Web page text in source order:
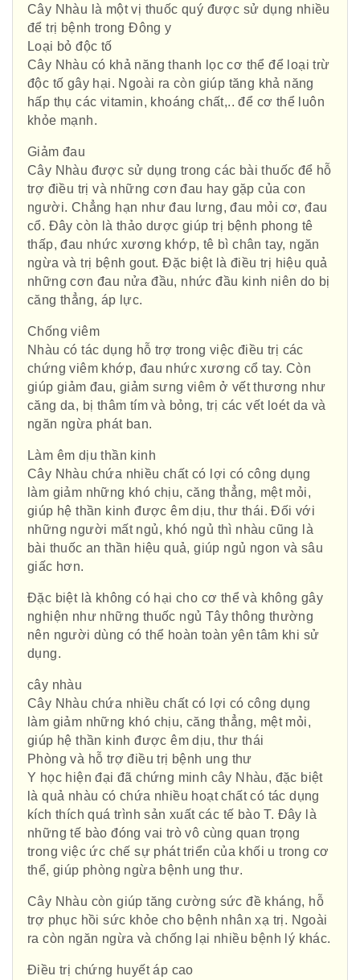
Cây Nhàu là một vị thuốc quý được sử dụng nhiều
để trị bệnh trong Đông y
Loại bỏ độc tố
Cây Nhàu có khả năng thanh lọc cơ thể để loại trừ
độc tố gây hại. Ngoài ra còn giúp tăng khả năng
hấp thụ các vitamin, khoáng chất,.. để cơ thể luôn
khỏe mạnh.
Giảm đau
Cây Nhàu được sử dụng trong các bài thuốc để hỗ
trợ điều trị và những cơn đau hay gặp của con
người. Chẳng hạn như đau lưng, đau mỏi cơ, đau
cổ. Đây còn là thảo dược giúp trị bệnh phong tê
thấp, đau nhức xương khớp, tê bì chân tay, ngăn
ngừa và trị bệnh gout. Đặc biệt là điều trị hiệu quả
những cơn đau nửa đầu, nhức đầu kinh niên do bị
căng thẳng, áp lực.
Chống viêm
Nhàu có tác dụng hỗ trợ trong việc điều trị các
chứng viêm khớp, đau nhức xương cổ tay. Còn
giúp giảm đau, giảm sưng viêm ở vết thương như
căng da, bị thâm tím và bỏng, trị các vết loét da và
ngăn ngừa phát ban.
Làm êm dịu thần kinh
Cây Nhàu chứa nhiều chất có lợi có công dụng
làm giảm những khó chịu, căng thẳng, mệt mỏi,
giúp hệ thần kinh được êm dịu, thư thái. Đối với
những người mất ngủ, khó ngủ thì nhàu cũng là
bài thuốc an thần hiệu quả, giúp ngủ ngon và sâu
giấc hơn.
Đặc biệt là không có hại cho cơ thể và không gây
nghiện như những thuốc ngủ Tây thông thường
nên người dùng có thể hoàn toàn yên tâm khi sử
dụng.
cây nhàu
Cây Nhàu chứa nhiều chất có lợi có công dụng
làm giảm những khó chịu, căng thẳng, mệt mỏi,
giúp hệ thần kinh được êm dịu, thư thái
Phòng và hỗ trợ điều trị bệnh ung thư
Y học hiện đại đã chứng minh cây Nhàu, đặc biệt
là quả nhàu có chứa nhiều hoạt chất có tác dụng
kích thích quá trình sản xuất các tế bào T. Đây là
những tế bào đóng vai trò vô cùng quan trọng
trong việc ức chế sự phát triển của khối u trong cơ
thể, giúp phòng ngừa bệnh ung thư.
Cây Nhàu còn giúp tăng cường sức đề kháng, hỗ
trợ phục hồi sức khỏe cho bệnh nhân xạ trị. Ngoài
ra còn ngăn ngừa và chống lại nhiều bệnh lý khác.
Điều trị chứng huyết áp cao